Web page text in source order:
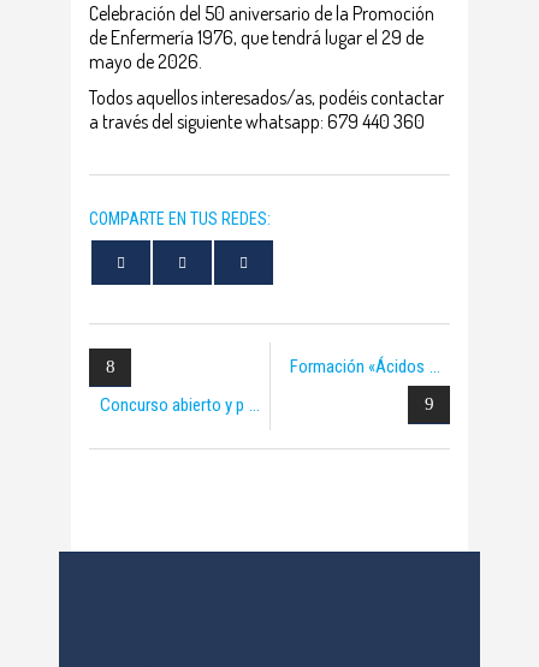
Celebración del 50 aniversario de la Promoción
de Enfermería 1976, que tendrá lugar el 29 de
mayo de 2026.
Todos aquellos interesados/as, podéis contactar
a través del siguiente whatsapp: 679 440 360
COMPARTE EN TUS REDES:
Concurso abierto y p
Formación «Ácidos